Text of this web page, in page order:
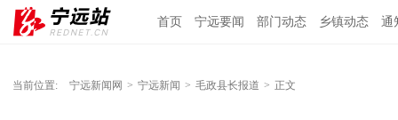
首页 宁远要闻 部门动态 乡镇动态 通
当前位置: 宁远新闻网 > 宁远新闻 > 毛政县长报道 > 正文